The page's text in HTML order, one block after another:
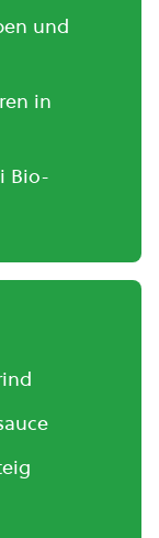
und
in
Bio-